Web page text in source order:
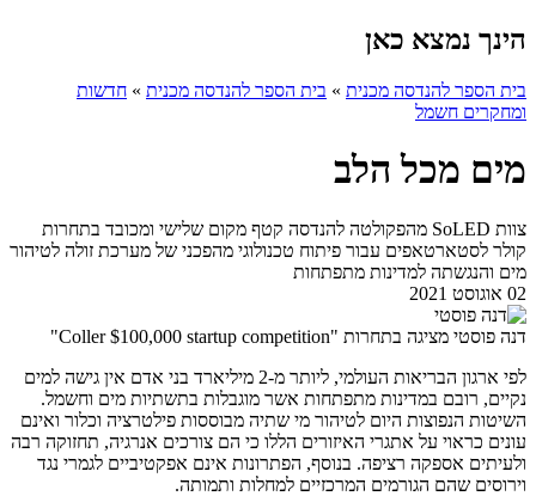
הינך נמצא כאן
בית הספר להנדסה מכנית » בית הספר להנדסה מכנית » חדשות
ומחקרים חשמל
מים מכל הלב
צוות SoLED מהפקולטה להנדסה קטף מקום שלישי ומכובד בתחרות
קולר לסטארטאפים עבור פיתוח טכנולוגי מהפכני של מערכת זולה לטיהור
מים והנגשתה למדינות מתפתחות
02 אוגוסט 2021
דנה פוסטי מציגה בתחרות "Coller $100,000 startup competition"
לפי ארגון הבריאות העולמי, ליותר מ-2 מיליארד בני אדם אין גישה למים
נקיים, רובם במדינות מתפתחות אשר מוגבלות בתשתיות מים וחשמל.
השיטות הנפוצות היום לטיהור מי שתיה מבוססות פילטרציה וכלור ואינם
עונים כראוי על אתגרי האיזורים הללו כי הם צורכים אנרגיה, תחזוקה רבה
ולעיתים אספקה רציפה. בנוסף, הפתרונות אינם אפקטיביים לגמרי נגד
וירוסים שהם הגורמים המרכזיים למחלות ותמותה.